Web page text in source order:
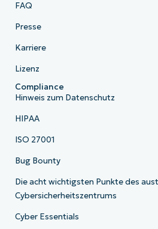
FAQ
Presse
Karriere
Lizenz
Compliance
Hinweis zum Datenschutz
HIPAA
ISO 27001
Bug Bounty
Die acht wichtigsten Punkte des
Cybersicherheitszentrums
Cyber Essentials